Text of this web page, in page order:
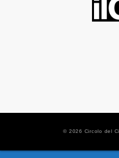
© 2026 Circolo del